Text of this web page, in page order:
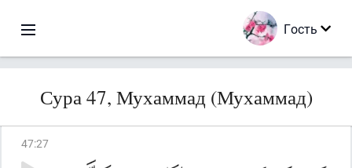
Гость
Сура 47, Мухаммад (Мухаммад)
47:27